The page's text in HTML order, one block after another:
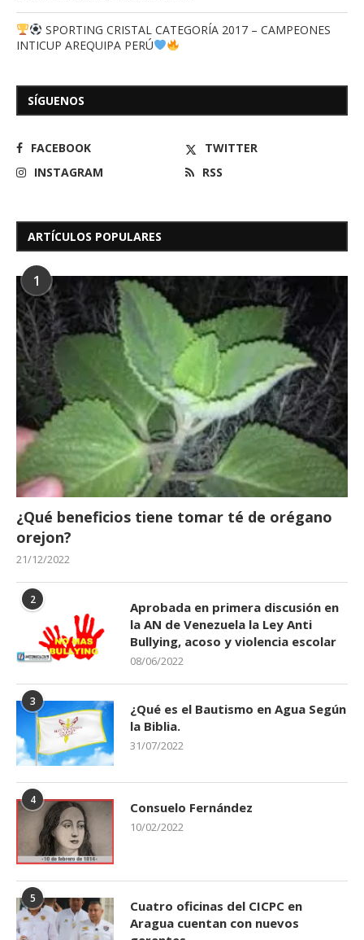
SPORTING CRISTAL CATEGORÍA 2017 – CAMPEONES
INTICUP AREQUIPA PERÚ
SÍGUENOS
FACEBOOK
TWITTER
INSTAGRAM
RSS
ARTÍCULOS POPULARES
1
¿Qué beneficios tiene tomar té de orégano
orejon?
21/12/2022
2
Aprobada en primera discusión en
la AN de Venezuela la Ley Anti
Bullying, acoso y violencia escolar
08/06/2022
3
¿Qué es el Bautismo en Agua Según
la Biblia.
31/07/2022
4 Consuelo Fernández
10/02/2022
5
Cuatro oficinas del CICPC en
Aragua cuentan con nuevos